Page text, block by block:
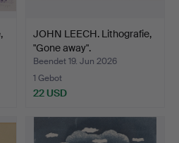
JOHN LEECH. Lithografie,
"Gone away".
Beendet 19. Jun 2026
1 Gebot
22 USD